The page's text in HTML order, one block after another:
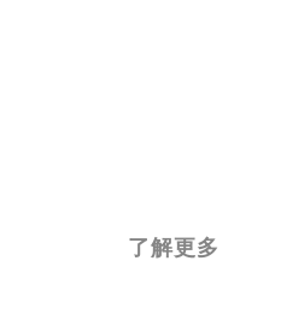
了解更多